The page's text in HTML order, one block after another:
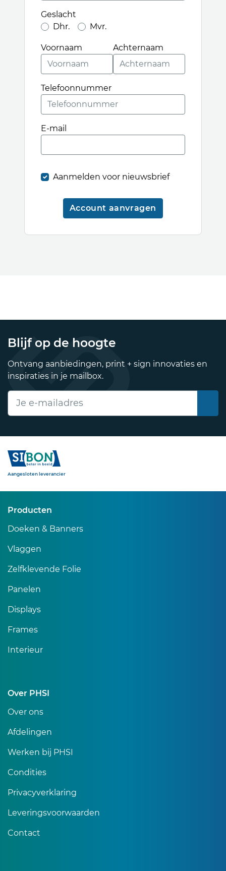
Geslacht
Dhr.
Mvr.
Voornaam Achternaam
Telefoonnummer
E-mail
Aanmelden voor nieuwsbrief
Account aanvragen
Blijf op de hoogte
Ontvang aanbiedingen, print + sign innovaties en
inspiraties in je mailbox.
E-mailadres
Sibon
Aangesloten leverancier
Producten
Doeken & Banners
Vlaggen
Zelfklevende Folie
Panelen
Displays
Frames
Interieur
Over PHSI
Over ons
Afdelingen
Werken bij PHSI
Condities
Privacyverklaring
Leveringsvoorwaarden
Contact